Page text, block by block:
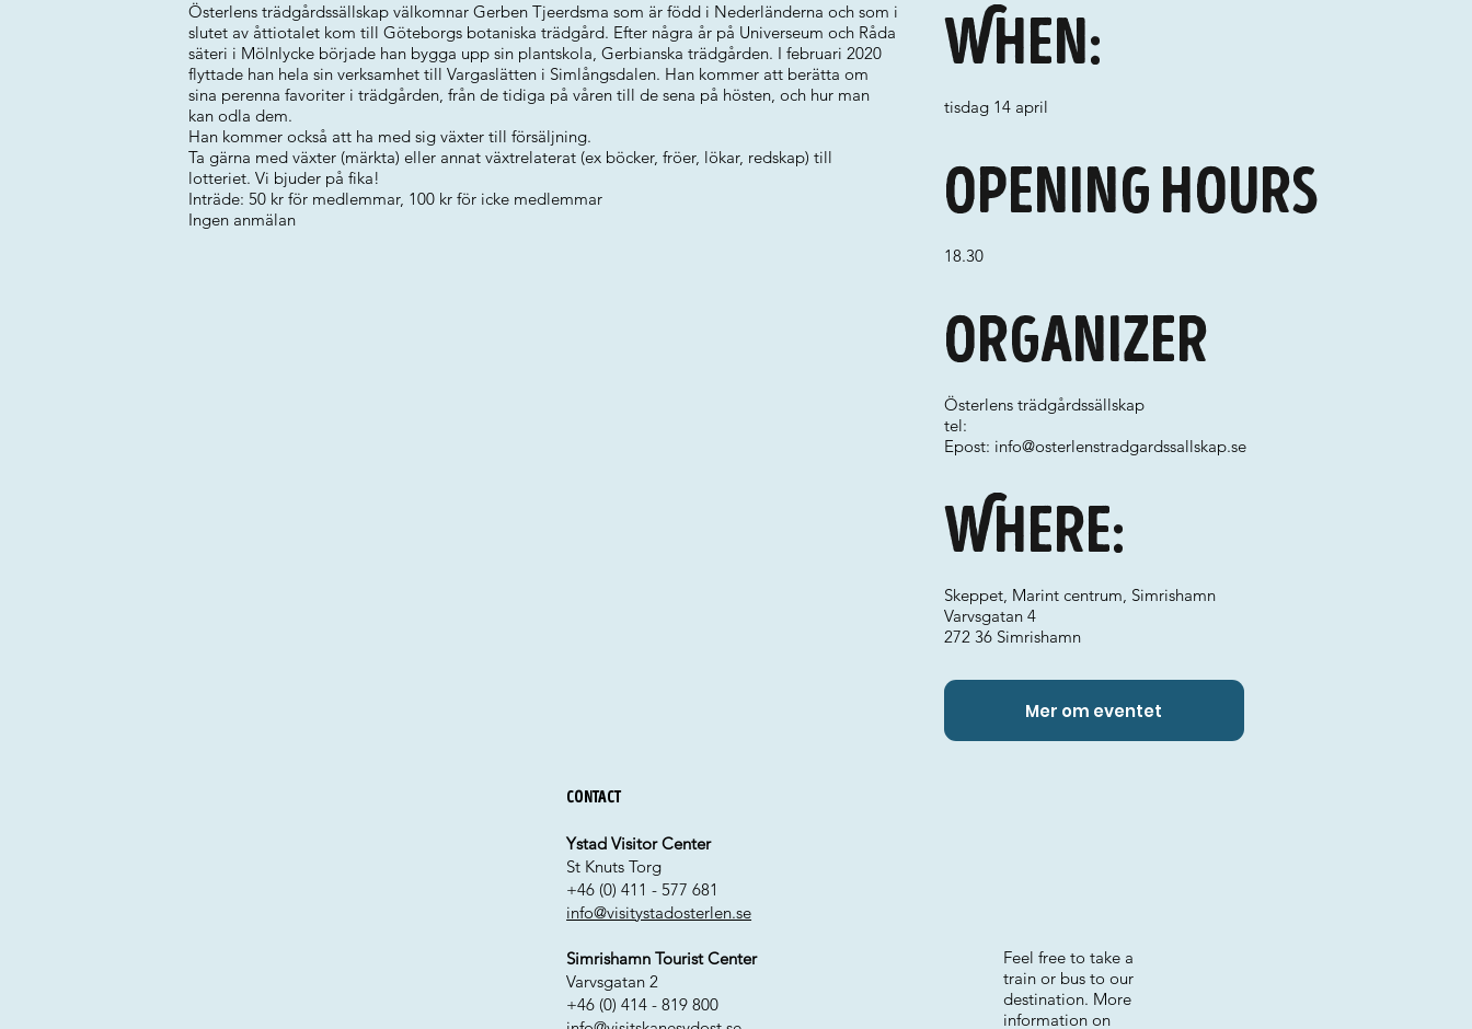
Österlens trädgårdssällskap välkomnar Gerben Tjeerdsma som är född i Nederländerna och som i
slutet av åttiotalet kom till Göteborgs botaniska trädgård. Efter några år på Universeum och Råda
säteri i Mölnlycke började han bygga upp sin plantskola, Gerbianska trädgården. I februari 2020
flyttade han hela sin verksamhet till Vargaslätten i Simlångsdalen. Han kommer att berätta om
sina perenna favoriter i trädgården, från de tidiga på våren till de sena på hösten, och hur man
kan odla dem.
Han kommer också att ha med sig växter till försäljning.
Ta gärna med växter (märkta) eller annat växtrelaterat (ex böcker, fröer, lökar, redskap) till
lotteriet. Vi bjuder på fika!
Inträde: 50 kr för medlemmar, 100 kr för icke medlemmar
Ingen anmälan
When:
tisdag 14 april
Where:
Organizer
Österlens trädgårdssällskap
tel:
Epost: info@osterlenstradgardssallskap.se
Skeppet, Marint centrum, Simrishamn
Varvsgatan 4
272 36 Simrishamn
Opening hours
18.30
Mer om eventet
Contact
Ystad Visitor Center
St Knuts Torg
+46 (0) 411 - 577 681
info@visitystadosterlen.se
Simrishamn Tourist Center
Varvsgatan 2
+46 (0) 414 - 819 800
Feel free to take a
train or bus to our
destination. More
information on